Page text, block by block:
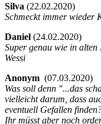
Silva (22.02.2020)
Schmeckt immer wieder
Daniel (24.02.2020)
Super genau wie in
Wessi
Anonym (07.03.2020)
Was soll denn "...das
vielleicht darum, dass
eventuell Gefallen
Ihr müsst aber noch